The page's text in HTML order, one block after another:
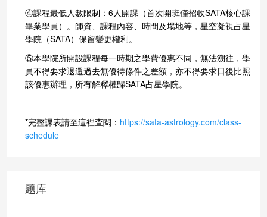
④課程最低人數限制：6人開課（首次開班僅招收SATA核心課
畢業學員）。師資、課程內容、時間及場地等，星空凝視占星
學院（SATA）保留變更權利。
⑤本學院所開設課程每一時期之學費優惠不同，無法溯往，學
員不得要求退還過去無優待條件之差額，亦不得要求日後比照
該優惠辦理，所有解釋權歸SATA占星學院。
*完整課表請至這裡查閱： https://sata-astrology.com/class-
schedule
题库